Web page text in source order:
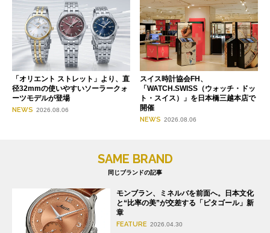
「オリエント ストレット」より、直
径32mmの使いやすいソーラークォ
ーツモデルが登場
NEWS 2026.08.06
スイス時計協会FH、
「WATCH.SWISS（ウォッチ・ドッ
ト・スイス）」を日本橋三越本店で
開催
NEWS 2026.08.06
SAME BRAND
同じブランドの記事
モンブラン、ミネルバを前面へ。日本文化
と“比率の美”が交差する「ピタゴール」新
章
FEATURE 2026.04.30